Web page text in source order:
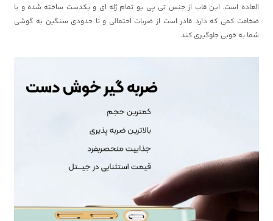
العاده است. این قاب از جنس تی پی یو تمام ژله ای و یکدست ساخته شده و با
ضخامت کمی که دارد قادر است از ضربات احتمالی و تا حدودی سنگین به گوشی
شما به خوبی جلوگیری کند.